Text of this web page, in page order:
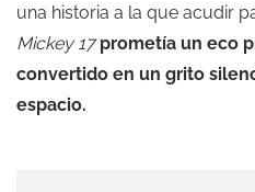
una historia a la que acudir
Mickey 17 prometía un eco
convertido en un grito
espacio.